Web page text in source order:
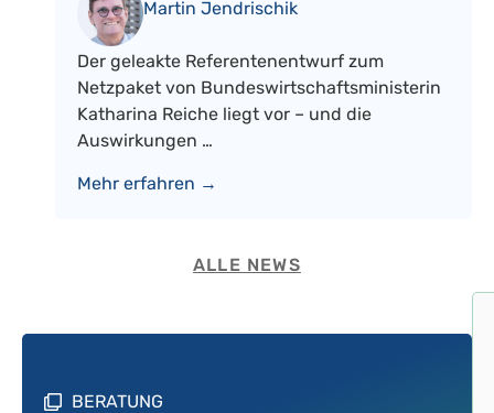
Martin Jendrischik
Der geleakte Referentenentwurf zum
Netzpaket von Bundeswirtschaftsministerin
Katharina Reiche liegt vor – und die
Auswirkungen …
Mehr erfahren →
ALLE NEWS
BERATUNG